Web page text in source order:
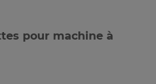
pour machine à